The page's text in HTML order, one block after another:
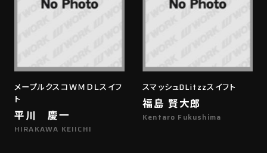
メープルクスコＷＭＤＬスイフ
ト
平川 慶一
HIRAKAWA KEIICHI
スマッシュDLitzzスイフト
福島 賢大郎
Kentaro Fukushima